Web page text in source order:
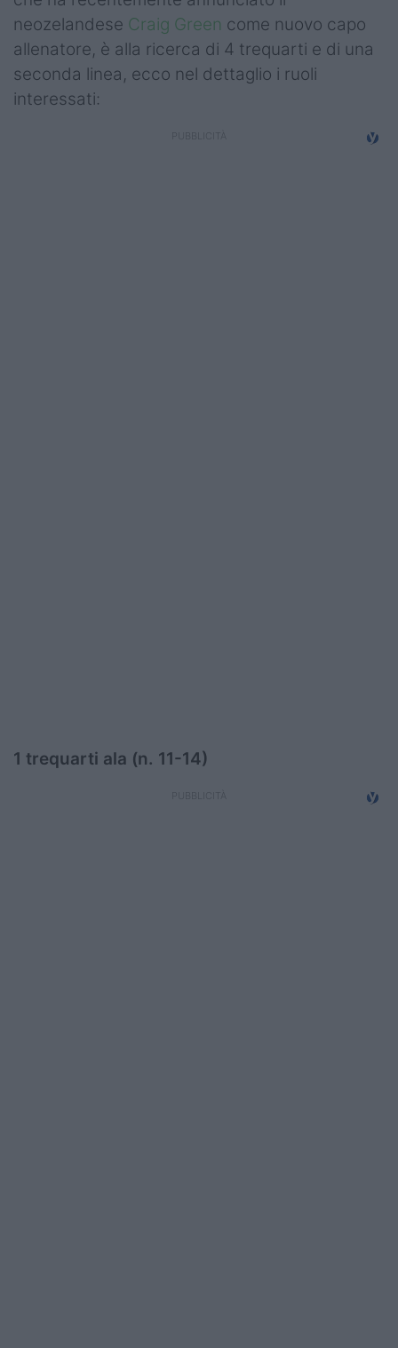
Super Rugby
Rugby in TV
Mercato
neozelandese Craig Green come nuovo capo
allenatore, è alla ricerca di 4 trequarti e di una
seconda linea, ecco nel dettaglio i ruoli
interessati:
1 trequarti ala (n. 11-14)